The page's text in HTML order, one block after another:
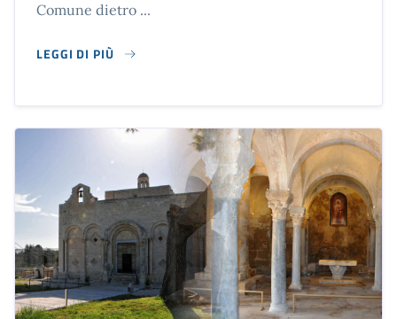
Comune dietro ...
LEGGI DI PIÙ
SU ARCHIVIO STORICO DEL COMUNE DI MANFREDONIA